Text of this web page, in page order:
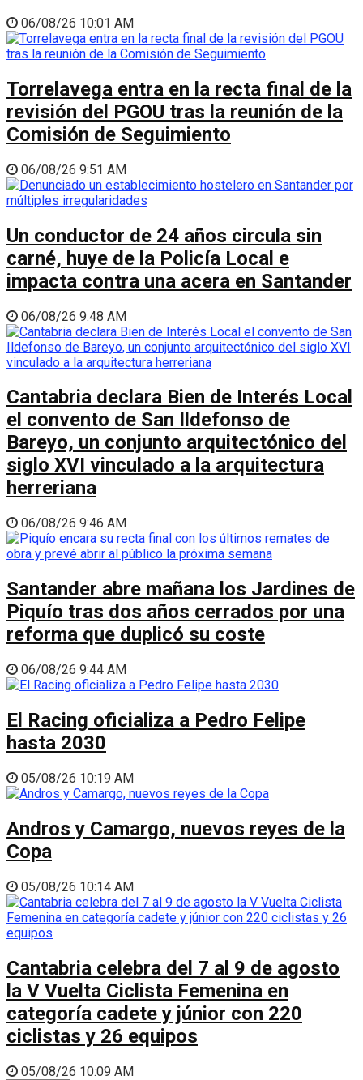
06/08/26 10:01 AM
Torrelavega entra en la recta final de la
revisión del PGOU tras la reunión de la
Comisión de Seguimiento
06/08/26 9:51 AM
Un conductor de 24 años circula sin
carné, huye de la Policía Local e
impacta contra una acera en Santander
06/08/26 9:48 AM
Cantabria declara Bien de Interés Local
el convento de San Ildefonso de
Bareyo, un conjunto arquitectónico del
siglo XVI vinculado a la arquitectura
herreriana
06/08/26 9:46 AM
Santander abre mañana los Jardines de
Piquío tras dos años cerrados por una
reforma que duplicó su coste
06/08/26 9:44 AM
El Racing oficializa a Pedro Felipe
hasta 2030
05/08/26 10:19 AM
Andros y Camargo, nuevos reyes de la
Copa
05/08/26 10:14 AM
Cantabria celebra del 7 al 9 de agosto
la V Vuelta Ciclista Femenina en
categoría cadete y júnior con 220
ciclistas y 26 equipos
05/08/26 10:09 AM